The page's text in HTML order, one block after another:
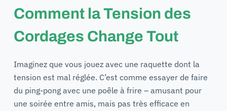
Comment la Tension des
Cordages Change Tout
Imaginez que vous jouez avec une raquette dont la
tension est mal réglée. C’est comme essayer de faire
du ping-pong avec une poêle à frire – amusant pour
une soirée entre amis, mais pas très efficace en